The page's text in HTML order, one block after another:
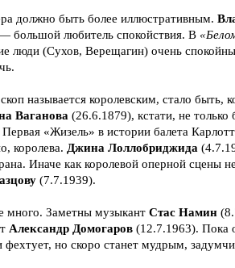
должно быть более иллюстративным.
большой любитель спокойствия. В
люди (Сухов, Верещагин) очень
называется королевским, стало быть,
Ваганова (26.6.1879), кстати, не только
Первая «Жизель» в истории балета
королева. Джина Лоллобриджида
Иначе как королевой оперной сцены
(7.7.1939).
много. Заметны музыкант Стас Намин
Александр Домогаров (12.7.1963). Пока
фехтует, но скоро станет мудрым,